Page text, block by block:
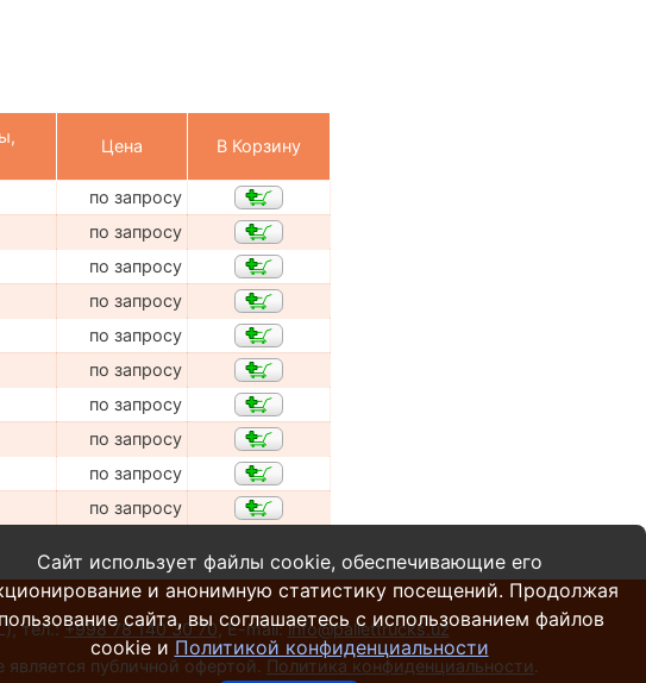
Цена В Корзину
по запросу
по запросу
по запросу
по запросу
по запросу
по запросу
по запросу
по запросу
по запросу
по запросу
,тел.:+998 78 140 30 70,E-mail:info@pallettrucks.uz
публичной офертой. Политика конфиденциальности
Сайт использует файлы cookie, обеспечивающие его
и анонимную статистику посещений. Продолжая
сайта, вы соглашаетесь с использованием файлов
cookie и Политикой конфиденциальности